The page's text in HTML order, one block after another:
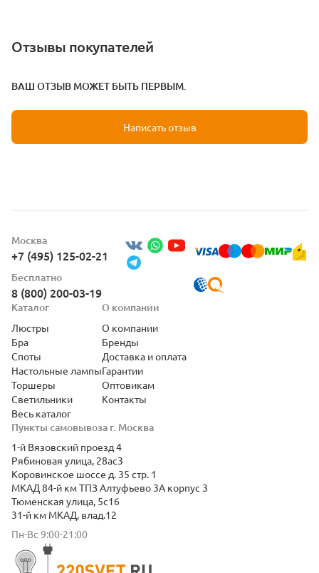
Отзывы покупателей
ВАШ ОТЗЫВ МОЖЕТ БЫТЬ ПЕРВЫМ.
Написать отзыв
Москва
+7 (495) 125-02-21
Бесплатно
8 (800) 200-03-19
Пункты самовывоза г. Москва
1-й Вязовский проезд 4
Рябиновая улица, 28ас3
Коровинское шоссе д. 35 стр. 1
МКАД 84-й км ТПЗ Алтуфьево 3А корпус 3
Тюменская улица, 5с16
31-й км МКАД, влад.12
Пн-Вс 9:00-21:00
Каталог
Люстры
Бра
Споты
Настольные лампы
Торшеры
Светильники
Весь каталог
О компании
О компании
Бренды
Доставка и оплата
Гарантии
Оптовикам
Контакты